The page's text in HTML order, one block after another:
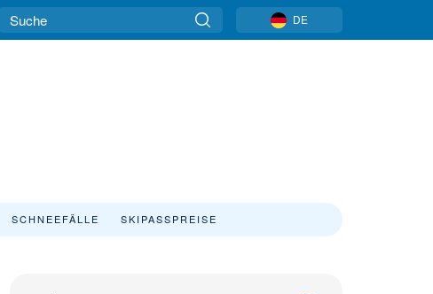
DE
SCHNEEFÄLLE SKIPASSPREISE